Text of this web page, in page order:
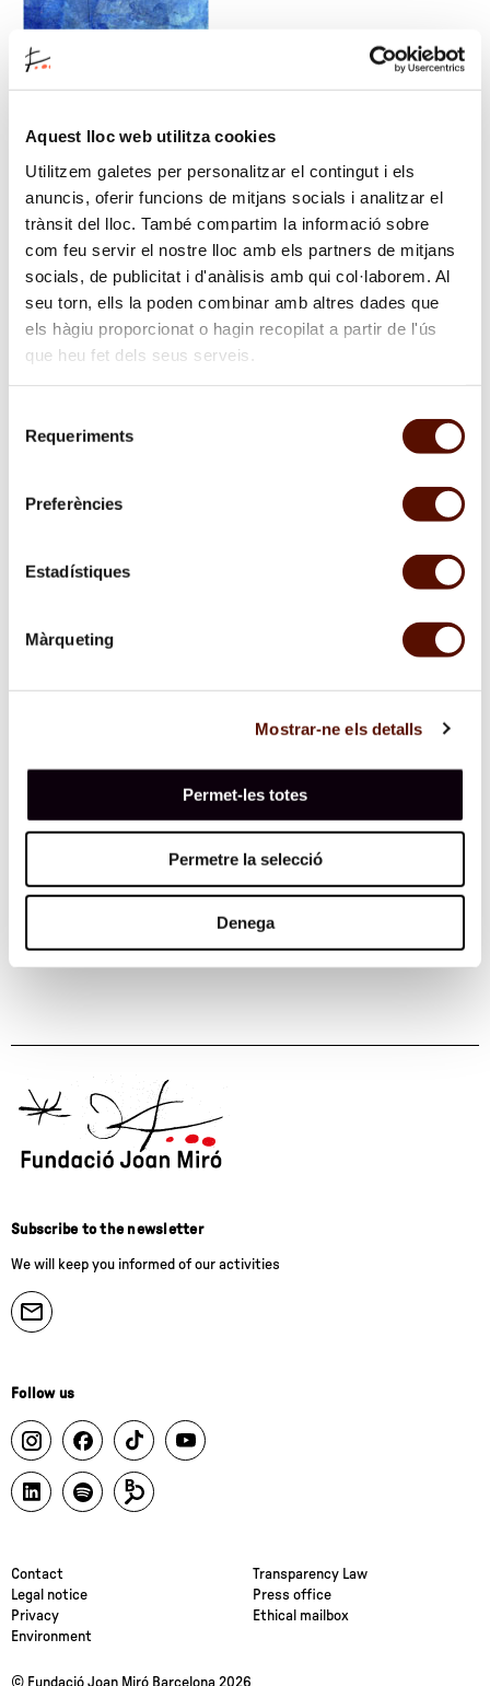
Aquest lloc web utilitza cookies
Utilitzem galetes per personalitzar el contingut i els
anuncis, oferir funcions de mitjans socials i analitzar el
trànsit del lloc. També compartim la informació sobre
com feu servir el nostre lloc amb els partners de mitjans
socials, de publicitat i d'anàlisis amb qui col·laborem. Al
seu torn, ells la poden combinar amb altres dades que
els hàgiu proporcionat o hagin recopilat a partir de l'ús
que heu fet dels seus serveis.
Requeriments
Preferències
Estadístiques
Màrqueting
Mostrar-ne els detalls
Permet-les totes
Permetre la selecció
Denega
Fons documental de Miró
Tate Modern, Londres
In collaboration with:
Subscribe to the newsletter
We will keep you informed of our activities
Follow us
Contact
Legal notice
Privacy
Environment
Transparency Law
Press office
Ethical mailbox